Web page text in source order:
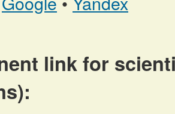
link for